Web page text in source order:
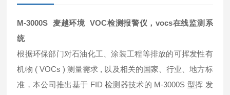
M-3000S 麦越环境VOC检测报警仪，vocs在线监测系
统
根据环保部门对石油化工、涂装工程等排放的可挥发性有
机物 ( VOCs ) 测量需求 , 以及相关的国家、行业、地方标
准，本公司推出基于 FID 检测器技术的 M-3000S 型挥 发